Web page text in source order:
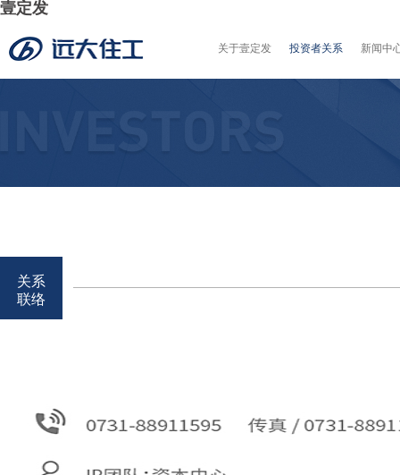
壹定发
关于壹定发 投资者关系 新闻中
关系
联络